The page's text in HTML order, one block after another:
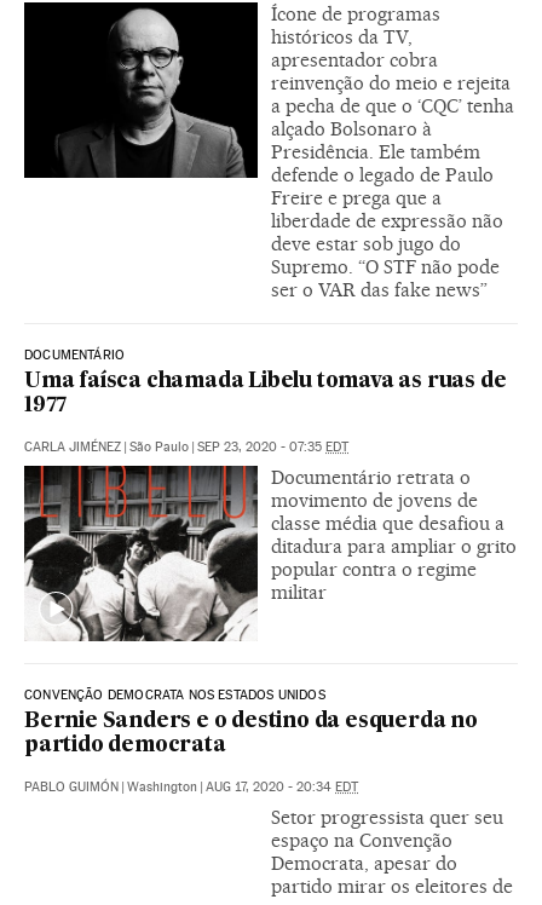
Ícone de programas
históricos da TV,
apresentador cobra
reinvenção do meio e rejeita
a pecha de que o ‘CQC’ tenha
alçado Bolsonaro à
Presidência. Ele também
defende o legado de Paulo
Freire e prega que a
liberdade de expressão não
deve estar sob jugo do
Supremo. “O STF não pode
ser o VAR das fake news”
DOCUMENTÁRIO
Uma faísca chamada Libelu tomava as ruas de
1977
CARLA JIMÉNEZ | São Paulo | SEP 23, 2020 - 07:35 EDT
Documentário retrata o
movimento de jovens de
classe média que desafiou a
ditadura para ampliar o grito
popular contra o regime
militar
CONVENÇÃO DEMOCRATA NOS ESTADOS UNIDOS
Bernie Sanders e o destino da esquerda no
partido democrata
PABLO GUIMÓN | Washington | AUG 17, 2020 - 20:34 EDT
Setor progressista quer seu
espaço na Convenção
Democrata, apesar do
partido mirar os eleitores de